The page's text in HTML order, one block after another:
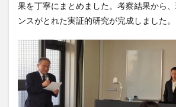
果を丁寧にまとめました。考察結果から
ンスがとれた実証的研究が完成しました。